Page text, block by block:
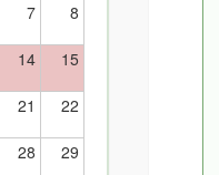
7 8
14 15
21 22
28 29